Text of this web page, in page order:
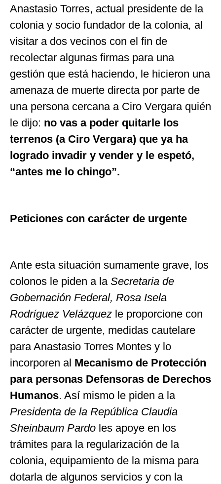
Anastasio Torres, actual presidente de la
colonia y socio fundador de la colonia, al
visitar a dos vecinos con el fin de
recolectar algunas firmas para una
gestión que está haciendo, le hicieron una
amenaza de muerte directa por parte de
una persona cercana a Ciro Vergara quién
le dijo: no vas a poder quitarle los
terrenos (a Ciro Vergara) que ya ha
logrado invadir y vender y le espetó,
“antes me lo chingo”.
Peticiones con carácter de urgente
Ante esta situación sumamente grave, los
colonos le piden a la Secretaria de
Gobernación Federal, Rosa Isela
Rodríguez Velázquez le proporcione con
carácter de urgente, medidas cautelare
para Anastasio Torres Montes y lo
incorporen al Mecanismo de Protección
para personas Defensoras de Derechos
Humanos. Así mismo le piden a la
Presidenta de la República Claudia
Sheinbaum Pardo les apoye en los
trámites para la regularización de la
colonia, equipamiento de la misma para
dotarla de algunos servicios y con la